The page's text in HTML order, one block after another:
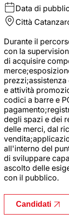
Data di
Città
Durante il
con la
di acquisire
e attività
codici a barre e
degli spazi e dei
delle merci, dal
all'interno del
di sviluppare
ascolto delle
con il pubblico.
Candidati